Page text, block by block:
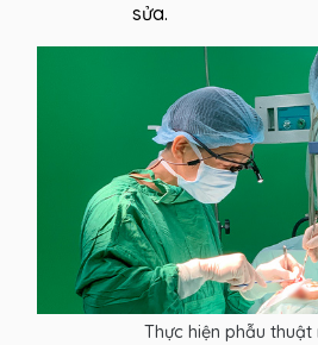
sửa.
Thực hiện phẫu thuật